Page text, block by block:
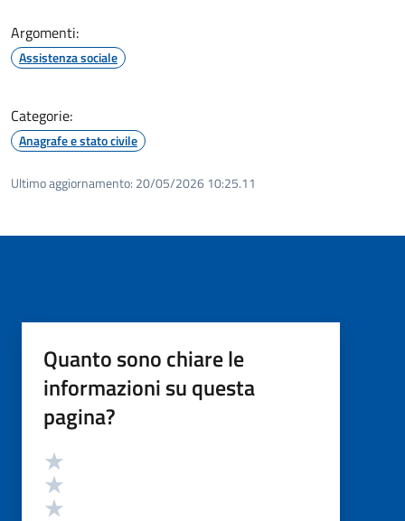
Argomenti:
Assistenza sociale
Categorie:
Anagrafe e stato civile
Ultimo aggiornamento: 20/05/2026 10:25.11
Quanto sono chiare le
informazioni su questa
pagina?
Valutazione